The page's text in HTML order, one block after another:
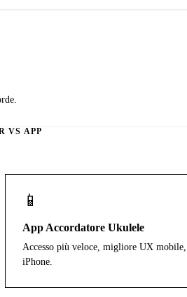
VS APP
📱
App Accordatore Ukulele
Accesso più veloce, migliore UX
iPhone.